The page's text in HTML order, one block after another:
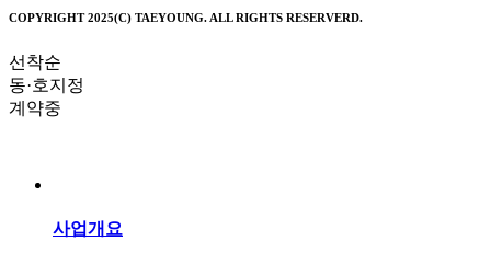
COPYRIGHT 2025(C) TAEYOUNG. ALL RIGHTS RESERVERD.
선착순
동·호지정
계약중
사업개요